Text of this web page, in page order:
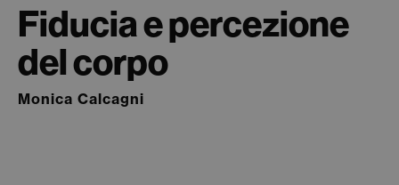
Fiducia e percezione
del corpo
Monica Calcagni